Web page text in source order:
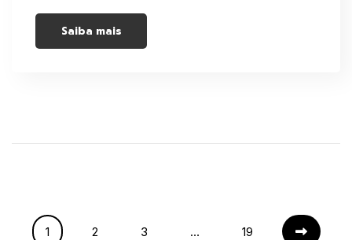
Saiba mais
1 2 3 … 19